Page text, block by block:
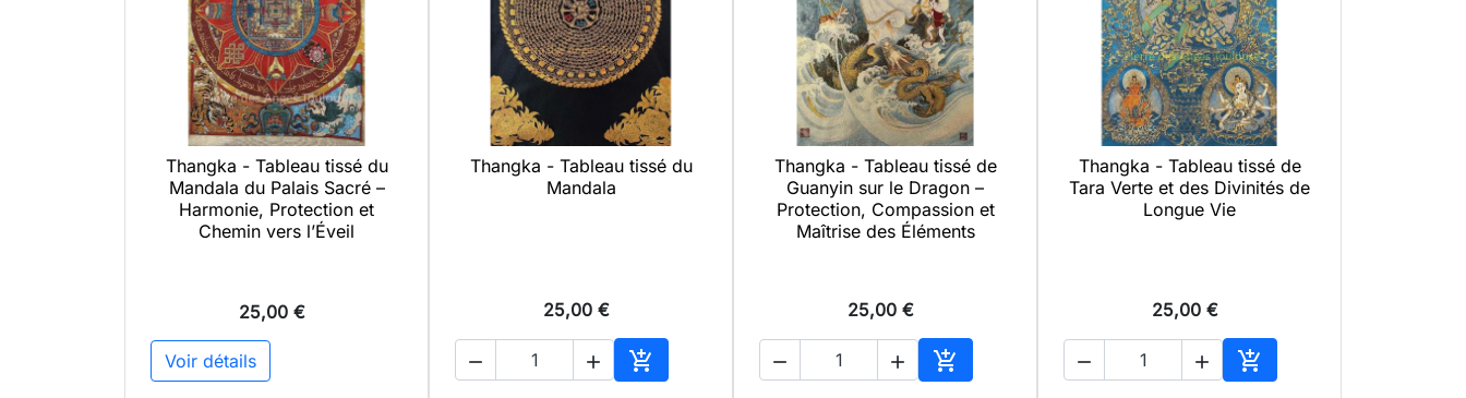
 Aperçu rapide
Thangka - Tableau tissé du
Mandala du Palais Sacré –
Harmonie, Protection et
Chemin vers l’Éveil
25,00 €
Voir détails
 Aperçu rapide
Thangka - Tableau tissé du
Mandala
25,00 €
  
Ajouter au panier
 Aperçu rapide
Thangka - Tableau tissé de
Guanyin sur le Dragon –
Protection, Compassion et
Maîtrise des Éléments
25,00 €
  
Ajouter au panier
 Aperçu rapide
Thangka - Tableau tissé de
Tara Verte et des Divinités de
Longue Vie
25,00 €
  
Ajouter au panier